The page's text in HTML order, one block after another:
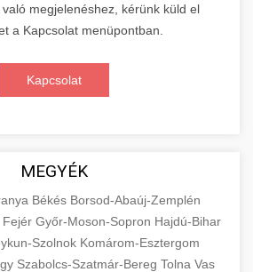
megjelenéshez, kérünk küld el
a Kapcsolat menüpontban.
Kapcsolat
MEGYÉK
Békés Borsod-Abaúj-Zemplén
Fejér Győr-Moson-Sopron Hajdú-Bihar
Szolnok Komárom-Esztergom
Szabolcs-Szatmár-Bereg Tolna Vas